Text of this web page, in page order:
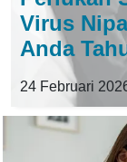
Virus
Anda
24 Februari